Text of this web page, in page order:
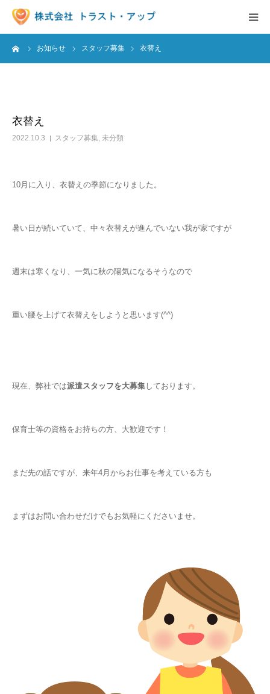
お知らせ スタッフ募集 衣替え
衣替え
2022.10.3 スタッフ募集, 未分類
10月に入り、衣替えの季節になりました。
暑い日が続いていて、中々衣替えが進んでいない我が家ですが
週末は寒くなり、一気に秋の陽気になるそうなので
重い腰を上げて衣替えをしようと思います(^^)
現在、弊社では派遣スタッフを大募集 しております。
保育士等の資格をお持ちの方、大歓迎です！
まだ先の話ですが、来年4月からお仕事を考えている方も
まずはお問い合わせだけでもお気軽にくださいませ。
事業内容
お知らせ
会社概要
求人情報